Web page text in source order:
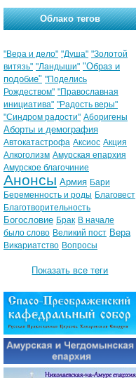
Облако тегов
"Вера и дело" "Душа" "Золотой
витязь" "Ландыши" "Образ и
подобие" "Поделись
Рождеством" "Православная
инициатива" "Радость веры"
"Синдром радости" Аборигены
Аборты и демография
Автокатастрофа Аксиос Акция
Алкоголизм Амурская епархия
Амурское благочиние
Анонсы Армия Бари
Беременность и роды Благовест
Благотворительность
Богословие Брак В начале
было слово Великий пост Вера
Викариатство Вопросы
Показать все теги